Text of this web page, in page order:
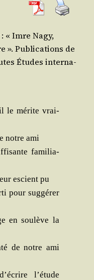
« Imre Nagy,
». Publi­ca­tions de
Études inter­na­
il le mérite vrai­
notre ami
fami­lia­
escient pu
pour sug­gé­rer
en sou­lève la
de notre ami
l’é­tude